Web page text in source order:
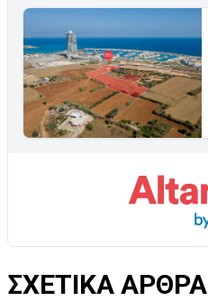
ΣΧΕΤΙΚΑ ΑΡΘΡΑ